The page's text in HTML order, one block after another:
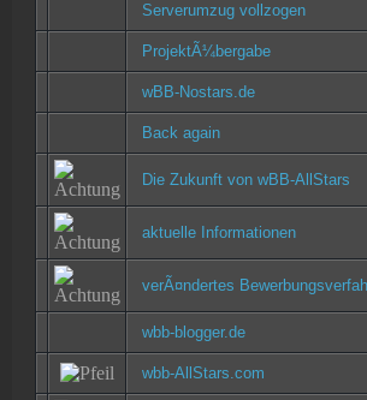
Serverumzug vollzogen
ProjektÃ¼bergabe
wBB-Nostars.de
Back again
Die Zukunft von wBB-AllStars
aktuelle Informationen
verÃ¤ndertes
wbb-blogger.de
wbb-AllStars.com